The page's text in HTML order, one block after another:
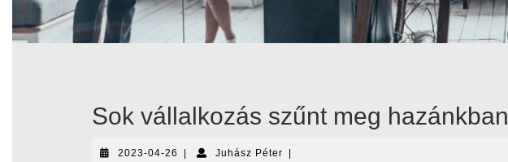
Sok vállalkozás szűnt meg hazánkban
2023-04-26 2023-
| Juhász PéterJuhász
|